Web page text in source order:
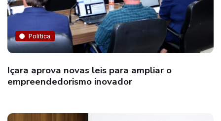
Política
Içara aprova novas leis para ampliar o
empreendedorismo inovador